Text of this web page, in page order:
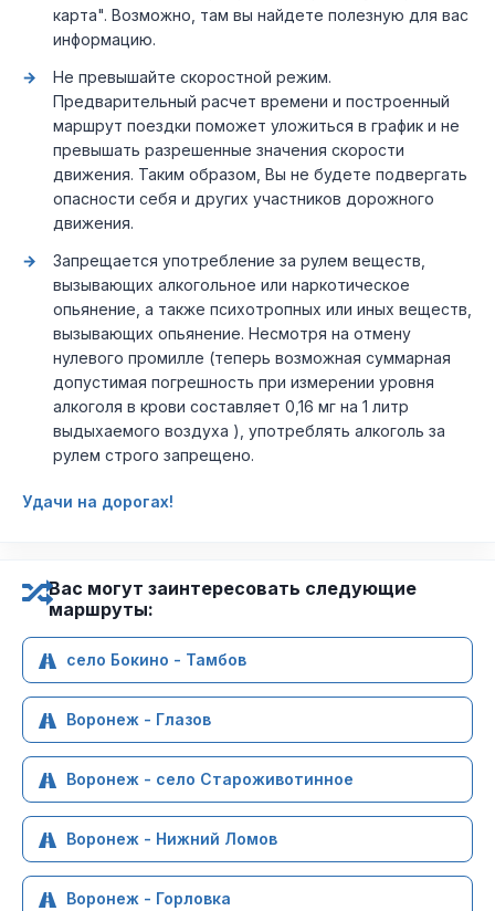
карта". Возможно, там вы найдете полезную для вас
информацию.
Не превышайте скоростной режим.
Предварительный расчет времени и построенный
маршрут поездки поможет уложиться в график и не
превышать разрешенные значения скорости
движения. Таким образом, Вы не будете подвергать
опасности себя и других участников дорожного
движения.
Запрещается употребление за рулем веществ,
вызывающих алкогольное или наркотическое
опьянение, а также психотропных или иных веществ,
вызывающих опьянение. Несмотря на отмену
нулевого промилле (теперь возможная суммарная
допустимая погрешность при измерении уровня
алкоголя в крови составляет 0,16 мг на 1 литр
выдыхаемого воздуха ), употреблять алкоголь за
рулем строго запрещено.
Удачи на дорогах!
Вас могут заинтересовать следующие
маршруты:
село Бокино - Тамбов
Воронеж - Глазов
Воронеж - село Староживотинное
Воронеж - Нижний Ломов
Воронеж - Горловка